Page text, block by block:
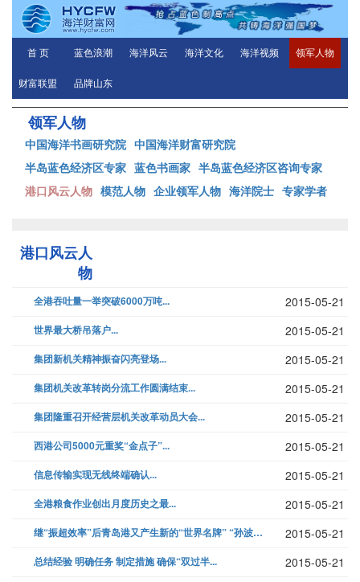
首 页 蓝色浪潮 海洋风云 海洋文化 海洋视频 领军人物
财富联盟 品牌山东
领军人物
中国海洋书画研究院 中国海洋财富研究院
半岛蓝色经济区专家 蓝色书画家 半岛蓝色经济区咨询专家
港口风云人物 模范人物 企业领军人物 海洋院士 专家学者
港口风云人
物
全港吞吐量一举突破6000万吨... 2015-05-21
世界最大桥吊落户... 2015-05-21
集团新机关精神振奋闪亮登场... 2015-05-21
集团机关改革转岗分流工作圆满结束... 2015-05-21
集团隆重召开经营层机关改革动员大会... 2015-05-21
西港公司5000元重奖“金点子”... 2015-05-21
信息传输实现无线终端确认... 2015-05-21
全港粮食作业创出月度历史之最... 2015-05-21
继“振超效率”后青岛港又产生新的“世界名牌” “孙波效率”正式命名... 2015-05-21
总结经验 明确任务 制定措施 确保“双过半... 2015-05-21